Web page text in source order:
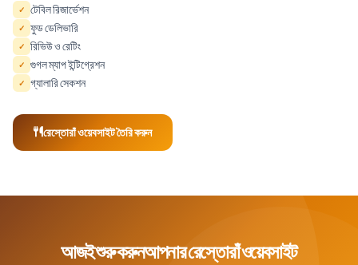
✓ টেবিল রিজার্ভেশন
✓ ফুড ডেলিভারি
✓ রিভিউ ও রেটিং
✓ গুগল ম্যাপ ইন্টিগ্রেশন
✓ গ্যালারি সেকশন
রেস্তোরাঁ ওয়েবসাইট তৈরি করুন
আজই শুরু করুনআপনার রেস্তোরাঁ ওয়েবসাইট